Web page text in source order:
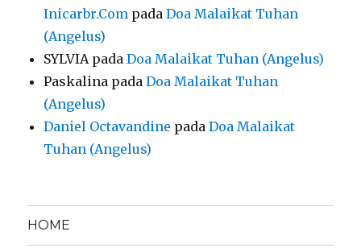
Inicarbr.Com padaDoa Malaikat Tuhan
(Angelus)
SYLVIA padaDoa Malaikat Tuhan (Angelus)
Paskalina padaDoa Malaikat Tuhan
(Angelus)
Daniel Octavandine padaDoa Malaikat
Tuhan (Angelus)
HOME